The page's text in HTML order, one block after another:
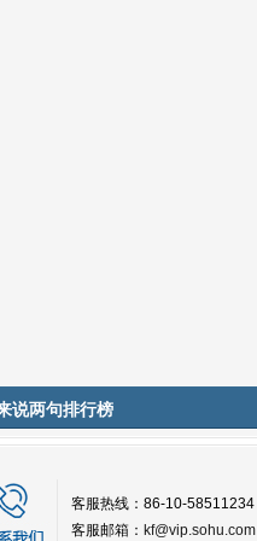
说两句排行榜
客服热线：86-10-58511234
客服邮箱： kf@vip.sohu.com